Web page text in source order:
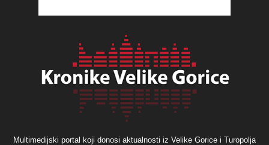
Multimedijski portal koji donosi aktualnosti iz Velike Gorice i Turopolja